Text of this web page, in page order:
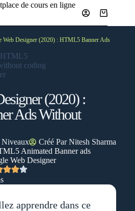
Web Designer (2020) : HTML5 Banner Ads
(2020) :
Ads Without
Niveaux Créé ParNitesh Sharma
Animated Banner ads
Web Designer
apprendre dans ce